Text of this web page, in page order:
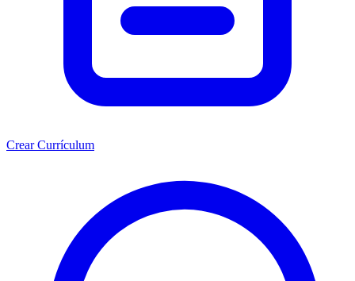
Crear Currículum